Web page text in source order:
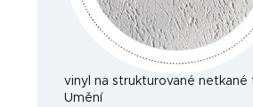
vinyl na strukturované netkané
Umění